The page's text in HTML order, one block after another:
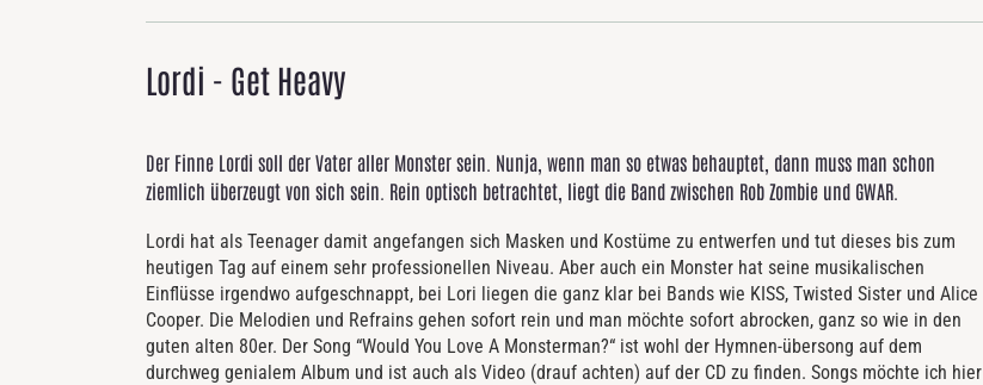
Lordi - Get Heavy
Der Finne Lordi soll der Vater aller Monster sein. Nunja, wenn man so etwas behauptet, dann muss man schon
ziemlich überzeugt von sich sein. Rein optisch betrachtet, liegt die Band zwischen Rob Zombie und GWAR.
Lordi hat als Teenager damit angefangen sich Masken und Kostüme zu entwerfen und tut dieses bis zum
heutigen Tag auf einem sehr professionellen Niveau. Aber auch ein Monster hat seine musikalischen
Einflüsse irgendwo aufgeschnappt, bei Lori liegen die ganz klar bei Bands wie KISS, Twisted Sister und Alice
Cooper. Die Melodien und Refrains gehen sofort rein und man möchte sofort abrocken, ganz so wie in den
guten alten 80er. Der Song “Would You Love A Monsterman?“ ist wohl der Hymnen-übersong auf dem
durchweg genialem Album und ist auch als Video (drauf achten) auf der CD zu finden. Songs möchte ich hier